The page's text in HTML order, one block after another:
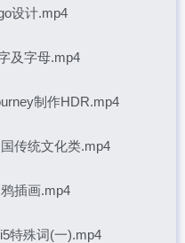
设计.mp4
及字母.mp4
制作HDR.mp4
传统文化类.mp4
插画.mp4
特殊词(一).mp4